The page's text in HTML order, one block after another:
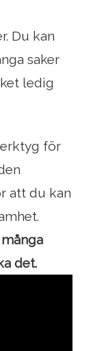
Du kan
saker
ledig
för
att du kan
det.